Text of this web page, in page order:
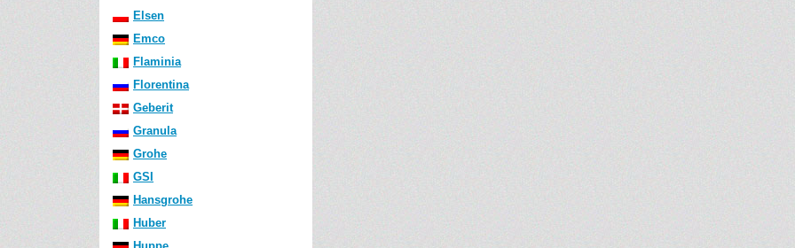
Elsen
Emco
Flaminia
Florentina
Geberit
Granula
Grohe
GSI
Hansgrohe
Huber